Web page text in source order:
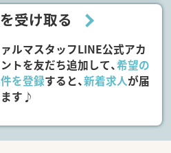
受け取る
ルマスタッフLINE公式アカ
トを友だち追加して、希望の
を登録すると、新着求人が届
す♪